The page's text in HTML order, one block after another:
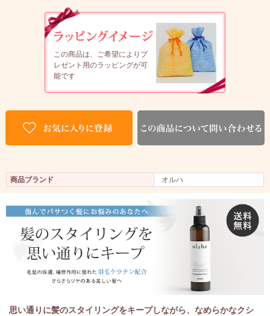
この商品は、ご希望によりプ
レゼント用のラッピングが可
能です
商品ブランド オルハ
思い通りに髪のスタイリングをキープしながら、なめらかなクシ